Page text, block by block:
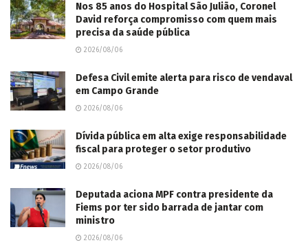
Nos 85 anos do Hospital São Julião, Coronel
David reforça compromisso com quem mais
precisa da saúde pública
2026/08/06
Defesa Civil emite alerta para risco de vendaval
em Campo Grande
2026/08/06
Dívida pública em alta exige responsabilidade
fiscal para proteger o setor produtivo
2026/08/06
Deputada aciona MPF contra presidente da
Fiems por ter sido barrada de jantar com
ministro
2026/08/06